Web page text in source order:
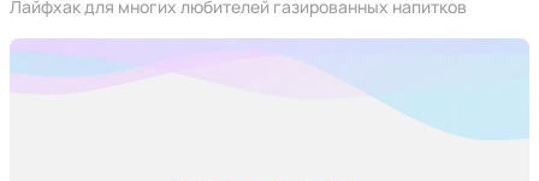
Лайфхак для многих любителей газированных напитков